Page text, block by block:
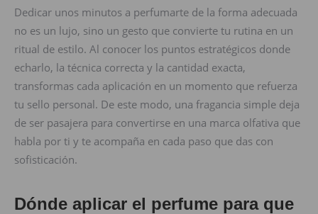
Dedicar unos minutos a perfumarte de la forma adecuada
no es un lujo, sino un gesto que convierte tu rutina en un
ritual de estilo. Al conocer los puntos estratégicos donde
echarlo, la técnica correcta y la cantidad exacta,
transformas cada aplicación en un momento que refuerza
tu sello personal. De este modo, una fragancia simple deja
de ser pasajera para convertirse en una marca olfativa que
habla por ti y te acompaña en cada paso que das con
sofisticación.
Dónde aplicar el perfume para que